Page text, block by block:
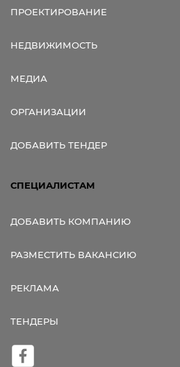
ПРОЕКТИРОВАНИЕ
НЕДВИЖИМОСТЬ
МЕДИА
ОРГАНИЗАЦИИ
ДОБАВИТЬ ТЕНДЕР
СПЕЦИАЛИСТАМ
ДОБАВИТЬ КОМПАНИЮ
РАЗМЕСТИТЬ ВАКАНСИЮ
РЕКЛАМА
ТЕНДЕРЫ